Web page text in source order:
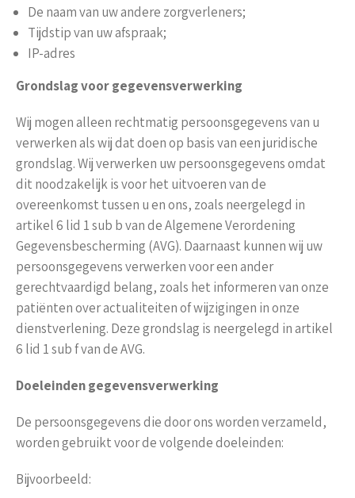
De naam van uw andere zorgverleners;
Tijdstip van uw afspraak;
IP-adres
Grondslag voor gegevensverwerking
Wij mogen alleen rechtmatig persoonsgegevens van u
verwerken als wij dat doen op basis van een juridische
grondslag. Wij verwerken uw persoonsgegevens omdat
dit noodzakelijk is voor het uitvoeren van de
overeenkomst tussen u en ons, zoals neergelegd in
artikel 6 lid 1 sub b van de Algemene Verordening
Gegevensbescherming (AVG). Daarnaast kunnen wij uw
persoonsgegevens verwerken voor een ander
gerechtvaardigd belang, zoals het informeren van onze
patiënten over actualiteiten of wijzigingen in onze
dienstverlening. Deze grondslag is neergelegd in artikel
6 lid 1 sub f van de AVG.
Doeleinden gegevensverwerking
De persoonsgegevens die door ons worden verzameld,
worden gebruikt voor de volgende doeleinden:
Bijvoorbeeld: